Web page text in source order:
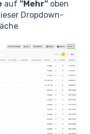
auf "Mehr" oben
Dropdown-